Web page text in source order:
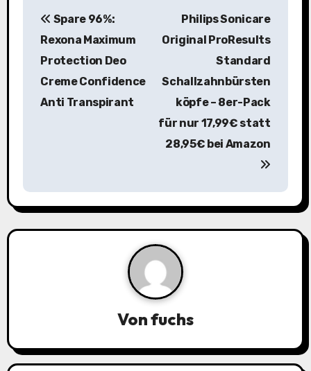
s
n
g
Spare 96%:
Rexona Maximum
Protection Deo
Creme Confidence
Anti Transpirant
Philips Sonicare
Original ProResults
Standard
Schallzahnbürsten
köpfe – 8er-Pack
für nur 17,99€ statt
28,95€ bei Amazon
Vonfuchs